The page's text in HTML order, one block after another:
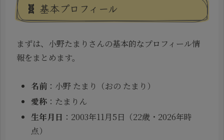
🧬 基本プロフィール
まずは、小野たまりさんの基本的なプロフィール情
報をまとめます。
名前 ：小野 たまり（おの たまり）
愛称 ：たまりん
生年月日 ：2003年11月5日（22歳・2026年時
点）